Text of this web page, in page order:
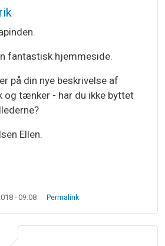
fantastisk hjemmeside.
på din nye beskrivelse af
og tænker - har du ikke byttet
Ellen.
- 09:08 Permalink